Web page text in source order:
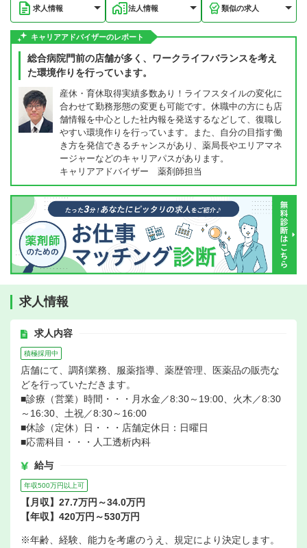
求人情報 法人情報 類似の求人
キャリアアドバイザーのレポート
総合病院門前の店舗が多く、ワークライフバランスを考え
た環境作りを行っています。
産休・育休取得実績多数あり！ライフスタイルの変化に
合わせて勤務形態の変更も可能です。休職中の方にも店
舗情報を中心とした社内報を発送するなどして、復職し
やすい環境作りを行っています。また、自分の目指す働
き方を発信できるチャンスがあり、薬局長やエリアマネ
ージャーなどのキャリアパスがあります。
キャリアアドバイザー 薬剤師担当
求人情報
求人内容
積極採用中
店舗にて、調剤業務、服薬指導、薬歴管理、医薬品の販売な
どを行っていただきます。
■診療（営業）時間・・・月水金／8:30～19:00、火木／8:30
～16:30、土祝／8:30～16:00
■休診（定休）日・・・店舗定休日：日曜日
■応需科目・・・人工透析内科
給与
年収500万円以上可
【月収】27.7万円～34.0万円
【年収】420万円～530万円
※年齢、経験、能力を考慮のうえ、規定により決定します。